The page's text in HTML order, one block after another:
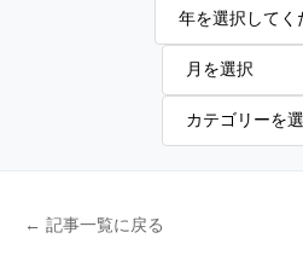
← 記事一覧に戻る